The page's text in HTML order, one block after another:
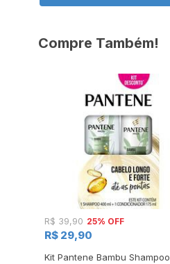
Compre Também!
R$ 39,90 25% OFF
R$ 29,90
Kit Pantene Bambu Shampoo